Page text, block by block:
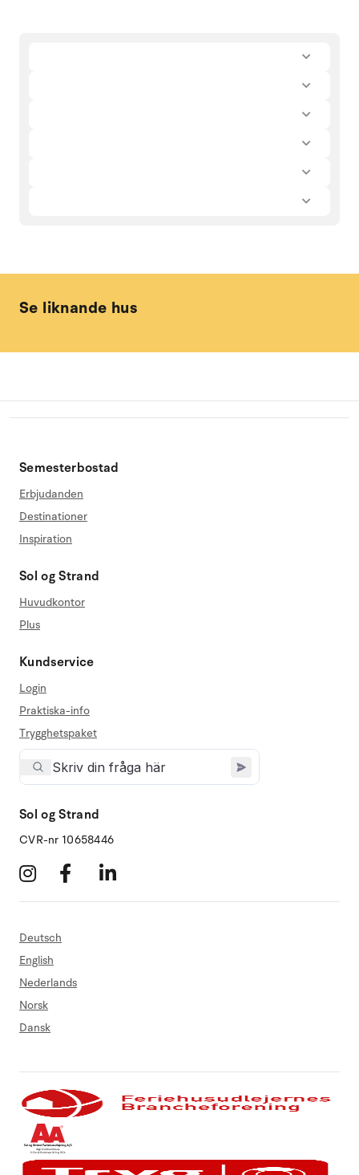
Se liknande hus
Semesterbostad
Erbjudanden
Destinationer
Inspiration
Sol og Strand
Huvudkontor
Plus
Kundservice
Login
Praktiska-info
Trygghetspaket
Sol og Strand
CVR-nr 10658446
Deutsch
English
Nederlands
Norsk
Dansk